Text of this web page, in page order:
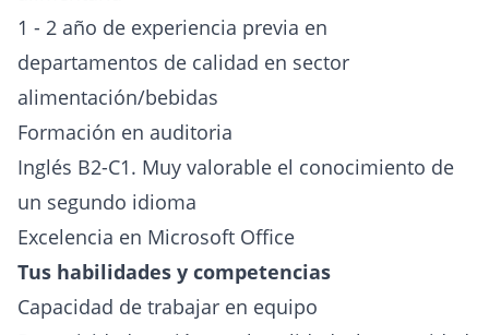
1 - 2 año de experiencia previa en
departamentos de calidad en sector
alimentación/bebidas
Formación en auditoria
Inglés B2-C1. Muy valorable el conocimiento de
un segundo idioma
Excelencia en Microsoft Office
Tus habilidades y competencias
Capacidad de trabajar en equipo